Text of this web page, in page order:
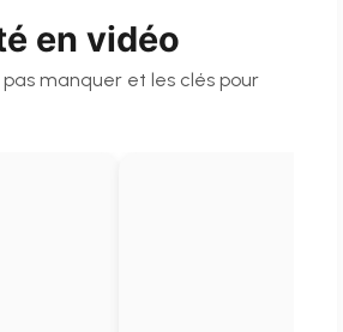
en vidéo
manquer et les clés pour